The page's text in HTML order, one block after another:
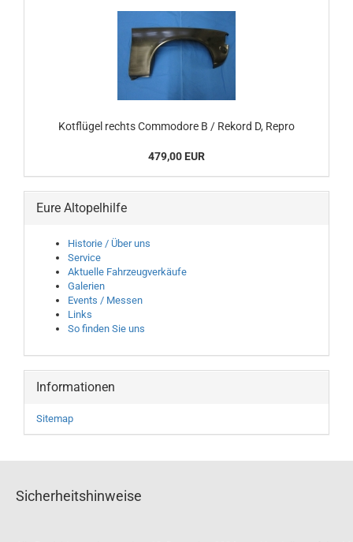
Kotflügel rechts Commodore B / Rekord D, Repro
479,00 EUR
Eure Altopelhilfe
Historie / Über uns
Service
Aktuelle Fahrzeugverkäufe
Galerien
Events / Messen
Links
So finden Sie uns
Informationen
Sitemap
Sicherheitshinweise